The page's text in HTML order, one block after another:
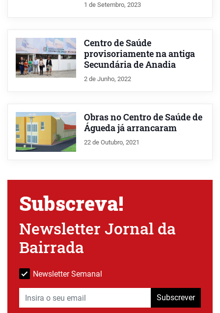
1 de Setembro, 2023
Centro de Saúde
provisoriamente na antiga
Secundária de Anadia
2 de Junho, 2022
Obras no Centro de Saúde de
Águeda já arrancaram
22 de Outubro, 2021
Subscreva!
Newsletter Jornal da
Bairrada
Newsletter Semanal
Subscrever